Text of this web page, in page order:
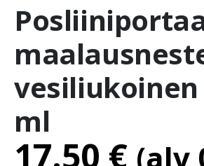
vesiliukoinen
ml
17.50 € (alv